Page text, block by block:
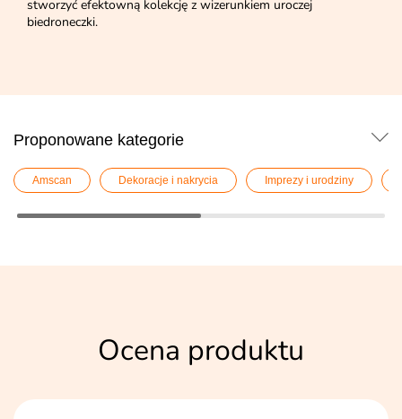
stworzyć efektowną kolekcję z wizerunkiem uroczej
biedroneczki.
Proponowane kategorie
Amscan Dekoracje i nakrycia Imprezy i urodziny
Ocena produktu